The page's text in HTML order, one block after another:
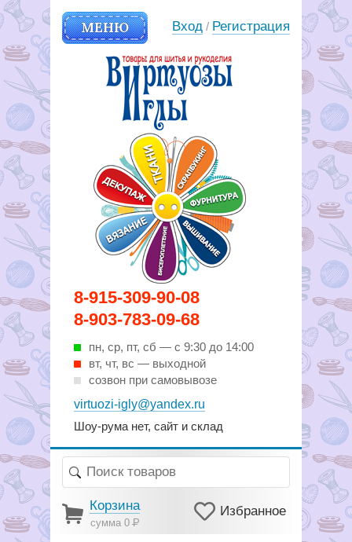
8-915-309-90-08
8-903-783-09-68
пн, ср, пт, cб — с 9:30 до 14:00
вт, чт, вс — выходной
созвон при самовывозе
virtuozi-igly@yandex.ru
Шоу-рума нет, сайт и склад
МЕНЮ
Вирутозы иглы. Товары для
шитья и рукоделья
Вход / Регистрация
Корзина
сумма 0Р
Избранное